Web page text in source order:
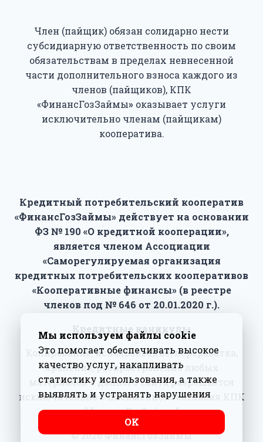
Член (пайщик) обязан солидарно нести
субсидиарную ответственность по своим
обязательствам в пределах невнесенной
части дополнительного взноса каждого из
членов (пайщиков), КПК
«ФинансГозЗаймы» оказывает услуги
исключительно членам (пайщикам)
кооператива.
Кредитный потребительский кооператив
«ФинансГозЗаймы» действует на основании
ФЗ № 190 «О кредитной кооперации»,
является членом Ассоциации
«Саморегулируемая организация
кредитных потребительских кооперативов
«Кооперативные финансы» (в реестре
членов под № 646 от 20.01.2020 г.).
Кредитные каникулы
Копирование, использование, переработка,
хранение, распространение любых
материалов с данного сайта разрешается
исключительно с письменного согласия КПК
"ФинансГозЗаймы"
© 2026 ФинансГозЗаймы
Мы используем файлы cookie
Это помогает обеспечивать высокое
качество услуг, накапливать
статистику использования, а также
выявлять и устранять нарушения
ΟΚ